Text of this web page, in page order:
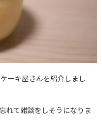
ーキ屋さんを紹介しまし
れて雑談をしそうになりま